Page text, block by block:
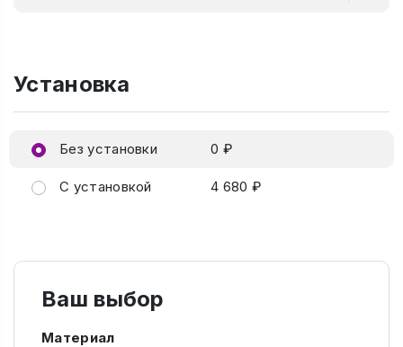
Установка
Без установки 0 ₽
С установкой 4 680 ₽
Ваш выбор
Материал